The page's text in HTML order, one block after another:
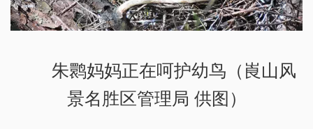
朱鹮妈妈正在呵护幼鸟（崀山风
景名胜区管理局 供图）